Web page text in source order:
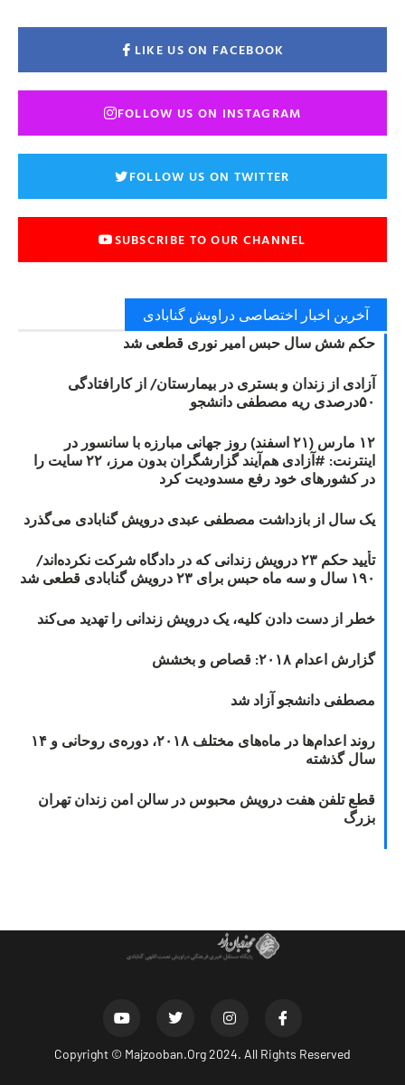
LIKE US ON FACEBOOK
FOLLOW US ON INSTAGRAM
FOLLOW US ON TWITTER
SUBSCRIBE TO OUR CHANNEL
آخرین اخبار اختصاصی دراویش گنابادی
حکم شش سال حبس امیر نوری قطعی شد
آزادی از زندان و بستری در بیمارستان/ از کارافتادگی
۵۰درصدی ریه مصطفی دانشجو
۱۲ مارس (۲۱ اسفند) روز جهانی مبارزه با سانسور در
اینترنت: #آزادی هم‌آیند گزارشگران‌ بدون مرز، ۲۲ سایت را
در کشورهای خود رفع مسدودیت کرد
یک سال از بازداشت مصطفی عبدی درویش گنابادی می‌گذرد
تأیید حکم ۲۳ درویش زندانی که در دادگاه شرکت نکرده‌اند/
۱۹۰ سال و سه ماه حبس برای ۲۳ درویش گنابادی قطعی شد
خطر از دست دادن کلیه، یک درویش زندانی را تهدید می‌کند
گزارش اعدام ۲۰۱۸: قصاص و بخشش
مصطفی دانشجو آزاد شد
روند اعدام‌ها در ماه‌های مختلف ۲۰۱۸، دوره‌ی روحانی و ۱۴
سال گذشته
قطع تلفن هفت درویش محبوس در سالن امن زندان تهران
بزرگ
Copyright © Majzooban.Org2024. All Rights Reserved